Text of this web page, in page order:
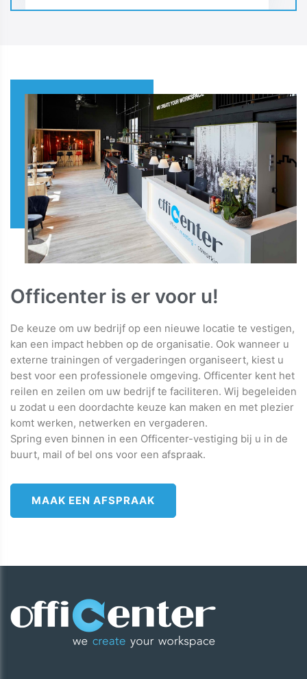
Officenter is er voor u!
De keuze om uw bedrijf op een nieuwe locatie te vestigen,
kan een impact hebben op de organisatie. Ook wanneer u
externe trainingen of vergaderingen organiseert, kiest u
best voor een professionele omgeving. Officenter kent het
reilen en zeilen om uw bedrijf te faciliteren. Wij begeleiden
u zodat u een doordachte keuze kan maken en met plezier
komt werken, netwerken en vergaderen.
Spring even binnen in een Officenter-vestiging bij u in de
buurt, mail of bel ons voor een afspraak.
MAAK EEN AFSPRAAK